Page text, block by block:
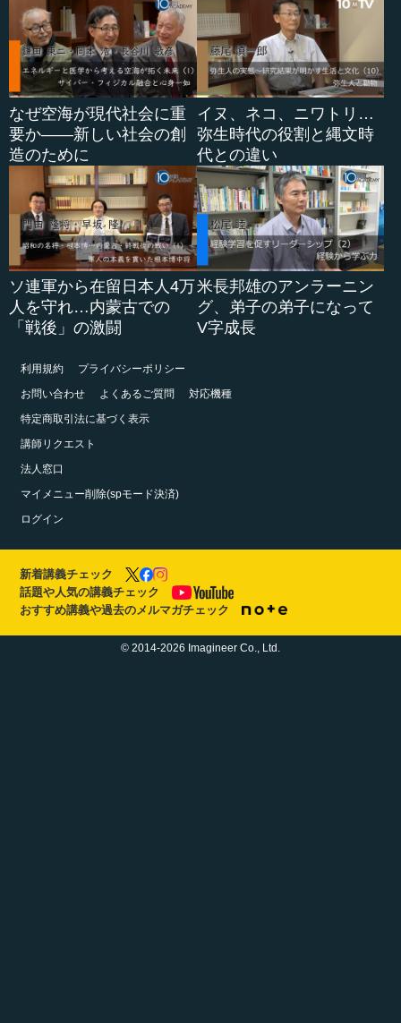
なぜ空海が現代社会に重
要か――新しい社会の創
造のために
イヌ、ネコ、ニワトリ…
弥生時代の役割と縄文時
代との違い
ソ連軍から在留日本人4万
人を守れ…内蒙古での
「戦後」の激闘
米長邦雄のアンラーニン
グ、弟子の弟子になって
V字成長
利用規約
プライバシーポリシー
お問い合わせ
よくあるご質問
対応機種
特定商取引法に基づく表示
講師リクエスト
法人窓口
マイメニュー削除(spモード決済)
ログイン
新着講義チェック
話題や人気の講義チェック
おすすめ講義や過去のメルマガチェック
© 2014-2026 Imagineer Co., Ltd.